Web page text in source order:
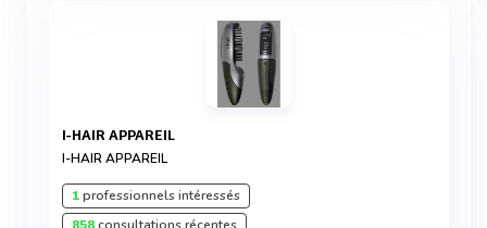
I-HAIR APPAREIL
I-HAIR APPAREIL
1professionnels intéressés